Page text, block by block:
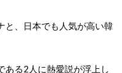
と、日本でも人気が高い韓
ある2人に熱愛説が浮上し